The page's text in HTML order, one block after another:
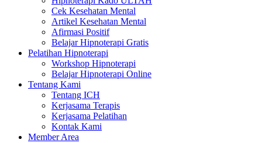
Cek Kesehatan Mental
Artikel Kesehatan Mental
Afirmasi Positif
Belajar Hipnoterapi Gratis
Pelatihan Hipnoterapi
Workshop Hipnoterapi
Belajar Hipnoterapi Online
Tentang Kami
Tentang ICH
Kerjasama Terapis
Kerjasama Pelatihan
Kontak Kami
Member Area